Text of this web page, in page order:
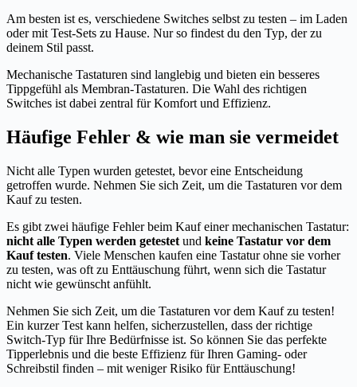
Am besten ist es, verschiedene Switches selbst zu testen – im Laden
oder mit Test-Sets zu Hause. Nur so findest du den Typ, der zu
deinem Stil passt.
Mechanische Tastaturen sind langlebig und bieten ein besseres
Tippgefühl als Membran-Tastaturen. Die Wahl des richtigen
Switches ist dabei zentral für Komfort und Effizienz.
Häufige Fehler & wie man sie vermeidet
Nicht alle Typen wurden getestet, bevor eine Entscheidung
getroffen wurde. Nehmen Sie sich Zeit, um die Tastaturen vor dem
Kauf zu testen.
Es gibt zwei häufige Fehler beim Kauf einer mechanischen Tastatur:
nicht alle Typen werden getestet und keine Tastatur vor dem
Kauf testen. Viele Menschen kaufen eine Tastatur ohne sie vorher
zu testen, was oft zu Enttäuschung führt, wenn sich die Tastatur
nicht wie gewünscht anfühlt.
Nehmen Sie sich Zeit, um die Tastaturen vor dem Kauf zu testen!
Ein kurzer Test kann helfen, sicherzustellen, dass der richtige
Switch-Typ für Ihre Bedürfnisse ist. So können Sie das perfekte
Tipperlebnis und die beste Effizienz für Ihren Gaming- oder
Schreibstil finden – mit weniger Risiko für Enttäuschung!